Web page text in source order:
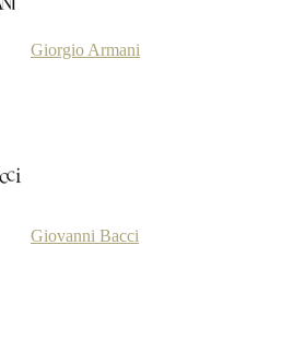
Giorgio Armani
Giovanni Bacci